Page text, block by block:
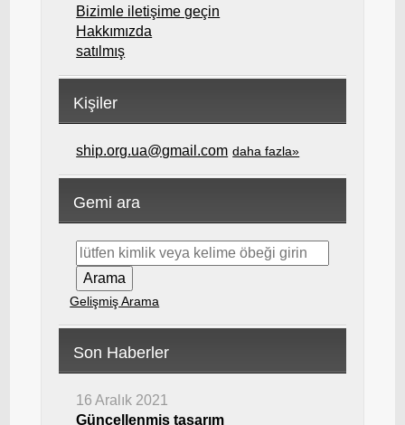
Bizimle iletişime geçin
Hakkımızda
satılmış
Kişiler
ship.org.ua@gmail.com daha fazla»
Gemi ara
Gelişmiş Arama
Son Haberler
16 Aralık 2021
Güncellenmiş tasarım